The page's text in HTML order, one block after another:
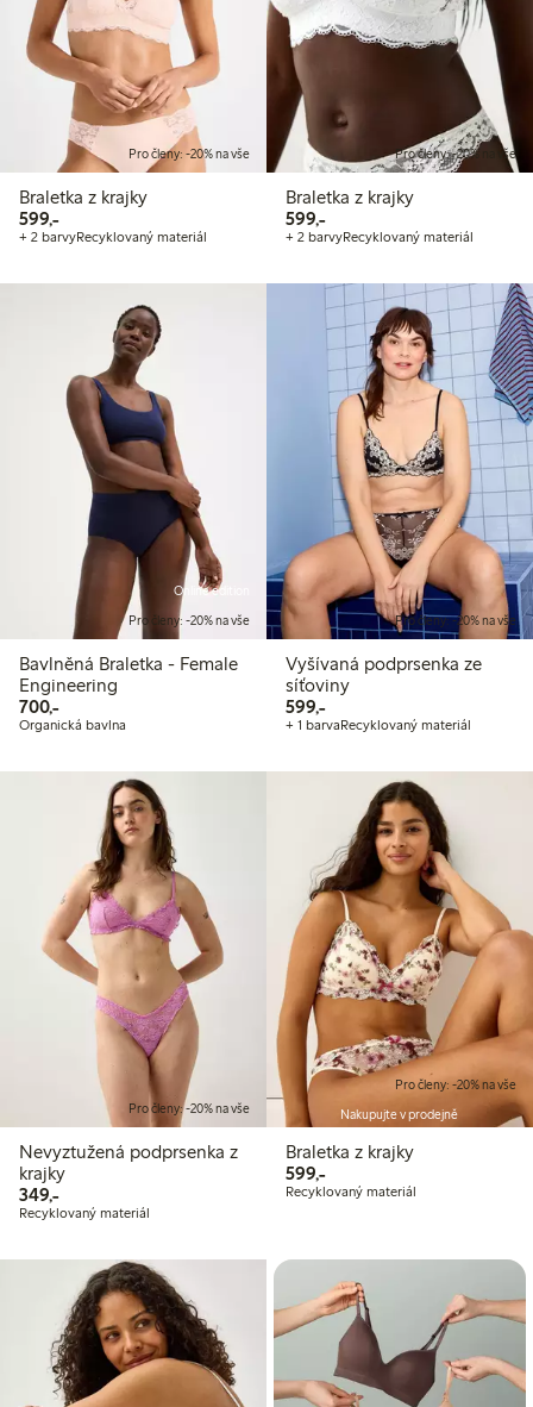
Pro členy: -20% na vše
Braletka z krajky
599,-599,00 Kč
+ 2 barvyRecyklovaný materiál
Pro členy: -20% na vše
Braletka z krajky
599,-599,00 Kč
+ 2 barvyRecyklovaný materiál
Online edition
Pro členy: -20% na vše
Bavlněná Braletka - Female
Engineering
700,-700,00 Kč
Organická bavlna
Pro členy: -20% na vše
Vyšívaná podprsenka ze
síťoviny
599,-599,00 Kč
+ 1 barvaRecyklovaný materiál
Pro členy: -20% na vše
Nevyztužená podprsenka z
krajky
349,-349,00 Kč
Recyklovaný materiál
Pro členy: -20% na vše
Nakupujte v prodejně
Braletka z krajky
599,-599,00 Kč
Recyklovaný materiál